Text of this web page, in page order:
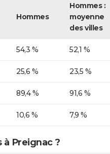
Hommes
Hommes :
moyenne
des villes
54,3 % 52,1 %
25,6 % 23,5 %
89,4 % 91,6 %
10,6 % 7,9 %
Preignac ?